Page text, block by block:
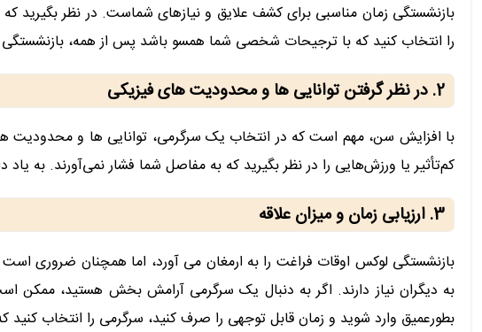
بازنشستگی زمان مناسبی برای کشف علایق و نیازهای شماست. در نظر بگیرید
را انتخاب کنید که با ترجیحات شخصی شما همسو باشد پس از همه،
2. در نظر گرفتن توانایی ها و محدودیت های فیزیکی
با افزایش سن، مهم است که در انتخاب یک سرگرمی، توانایی ها و محدودیت
کم‌تأثیر یا ورزش‌هایی را در نظر بگیرید که به مفاصل شما فشار نمی‌آورند. به
3. ارزیابی زمان و میزان علاقه
بازنشستگی لوکس اوقات فراغت را به ارمغان می آورد، اما همچنان ضروری
به دیگران نیاز دارند. اگر به دنبال یک سرگرمی آرامش بخش هستید، ممکن
بطورعمیق وارد شوید و زمان قابل توجهی را صرف کنید، سرگرمی را انتخاب کنید